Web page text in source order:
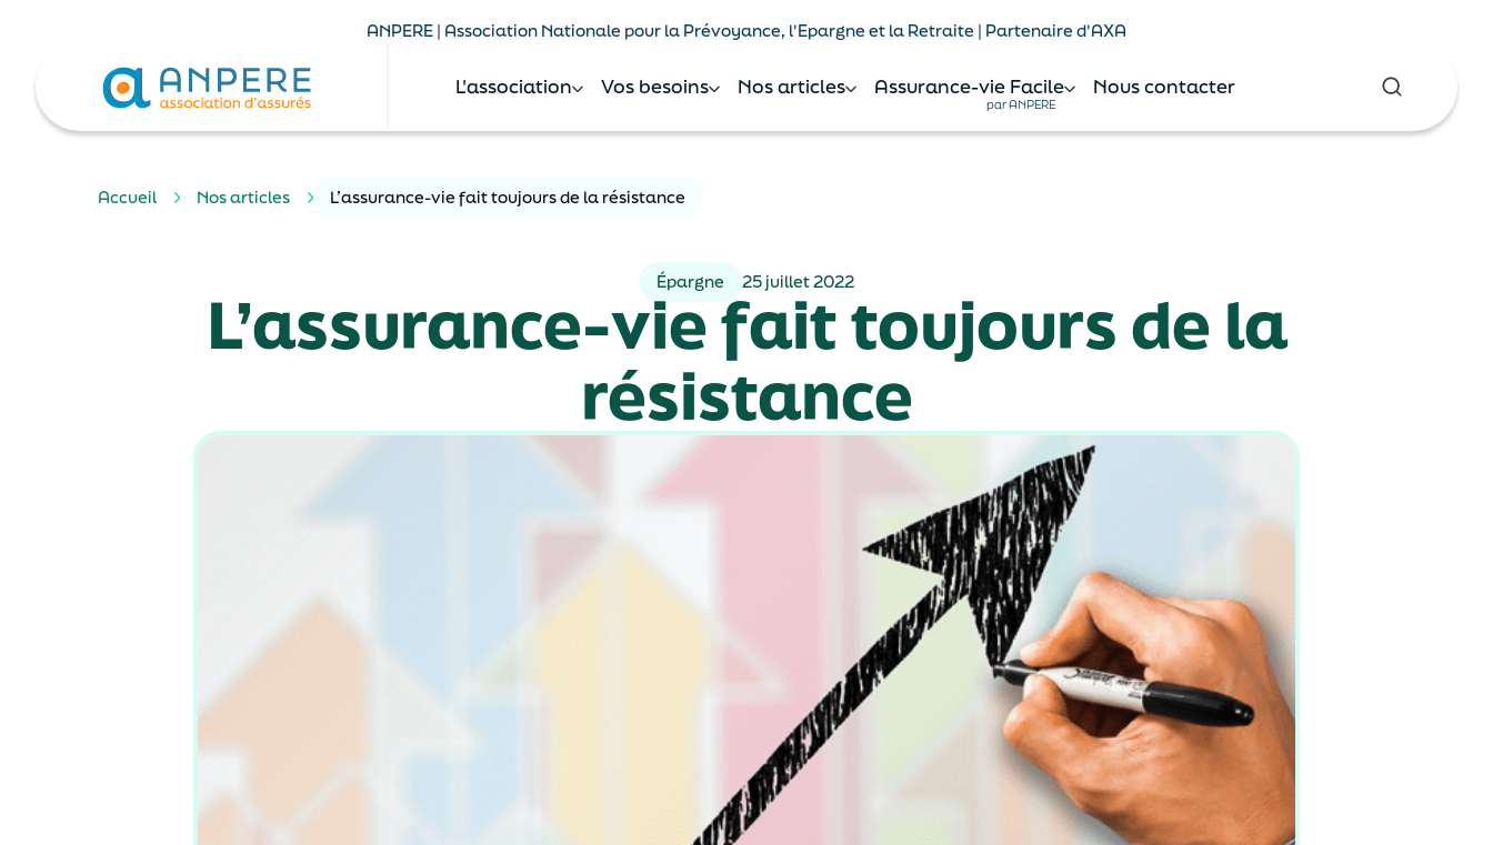
ANPERE | Association Nationale pour la Prévoyance, l'Epargne et la Retraite | Partenaire d'AXA
L'association Vos besoins Nos articles Assurance-vie Facile
par ANPERE
Nous contacter
Accueil Nos articles L’assurance-vie fait toujours de la résistance
Épargne 25 juillet 2022
L’assurance-vie fait toujours de la
résistance